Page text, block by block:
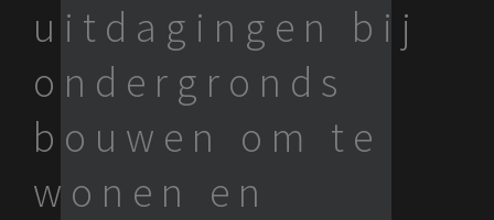
uitdagingen bij
ondergronds
bouwen om te
wonen en